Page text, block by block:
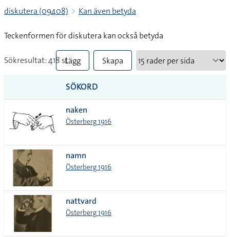
diskutera (09408) Kan även betyda
Teckenformen för diskutera kan också betyda
Sökresultat: 418 stLägg
till
alla i
lista
Skapa
SÖKORD
naken
Österberg 1916
namn
Österberg 1916
nattvard
Österberg 1916